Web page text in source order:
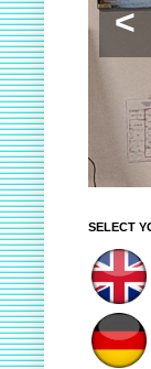
<
δεξιά στήλη
SELECT